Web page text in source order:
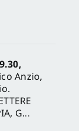
Anzio,
G...